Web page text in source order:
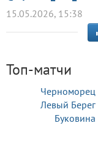
15.05.2026, 15:38
Топ-матчи
Черноморец
Левый Берег
Буковина